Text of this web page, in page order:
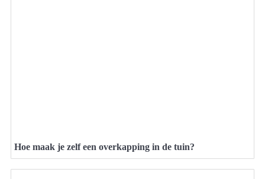
Hoe maak je zelf een overkapping in de tuin?